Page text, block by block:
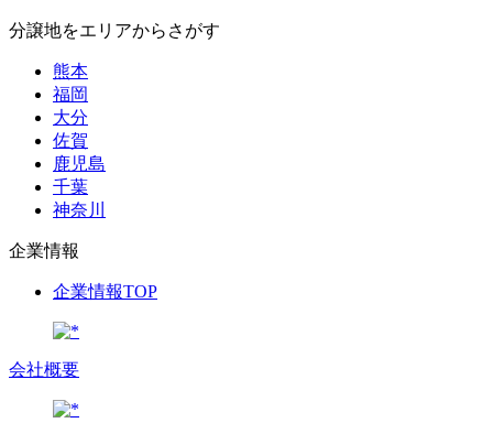
分譲地をエリアからさがす
熊本
福岡
大分
佐賀
鹿児島
千葉
神奈川
企業情報
企業情報TOP
会社概要